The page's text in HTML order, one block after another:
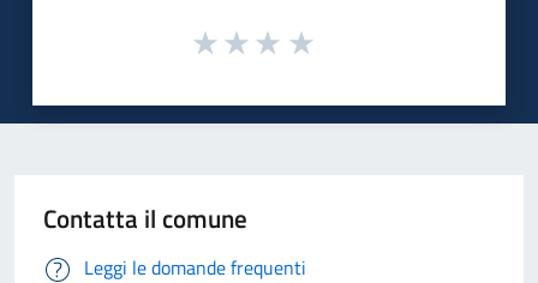
Contatta il comune
Leggi le domande frequenti